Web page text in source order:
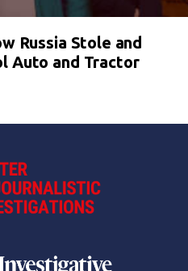
Russia Stole and
Auto and Tractor